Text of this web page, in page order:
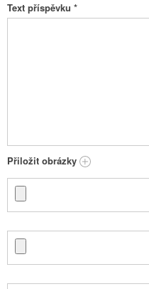
Text příspěvku *
Přiložit obrázky